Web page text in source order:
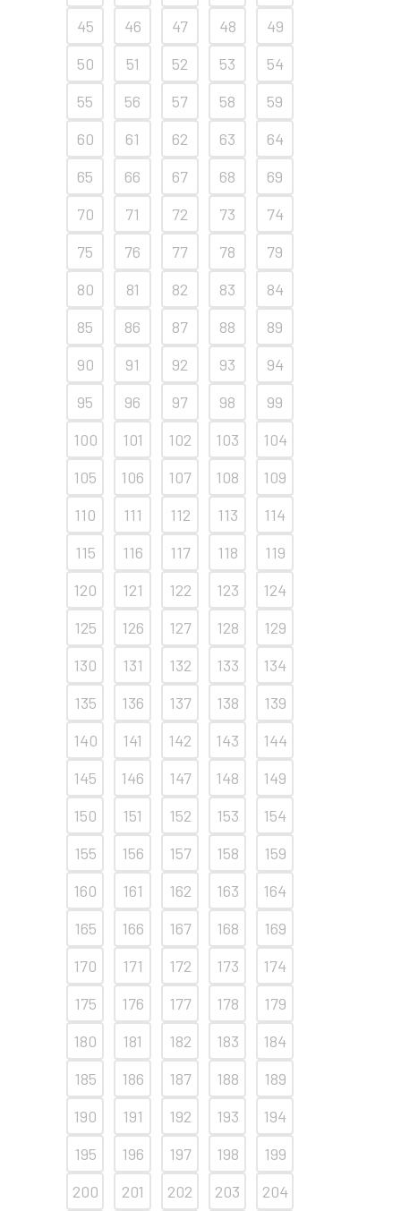
45
46 47 48
49
50
51 52 53
54
55
56 57 58
59
60
61 62 63
64
65
66 67 68
69
70
71 72 73
74
75
76 77 78
79
80
81 82 83
84
85
86 87 88
89
90
91 92 93
94
95
96 97 98
99
100
101 102 103
104
105
106 107 108
109
110
111 112 113
114
115
116 117 118
119
120
121 122 123
124
125
126 127 128
129
130
131 132 133
134
135
136 137 138
139
140
141 142 143
144
145
146 147 148
149
150
151 152 153
154
155
156 157 158
159
160
161 162 163
164
165
166 167 168
169
170
171 172 173
174
175
176 177 178
179
180
181 182 183
184
185
186 187 188
189
190
191 192 193
194
195
196 197 198
199
200
201 202 203
204